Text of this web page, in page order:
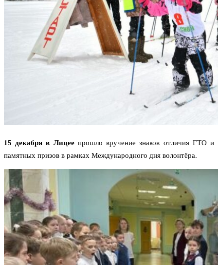
15 декабря в Лицеепрошло вручение знаков отличия ГТО и
памятных призов в рамках Международного дня волонтёра.